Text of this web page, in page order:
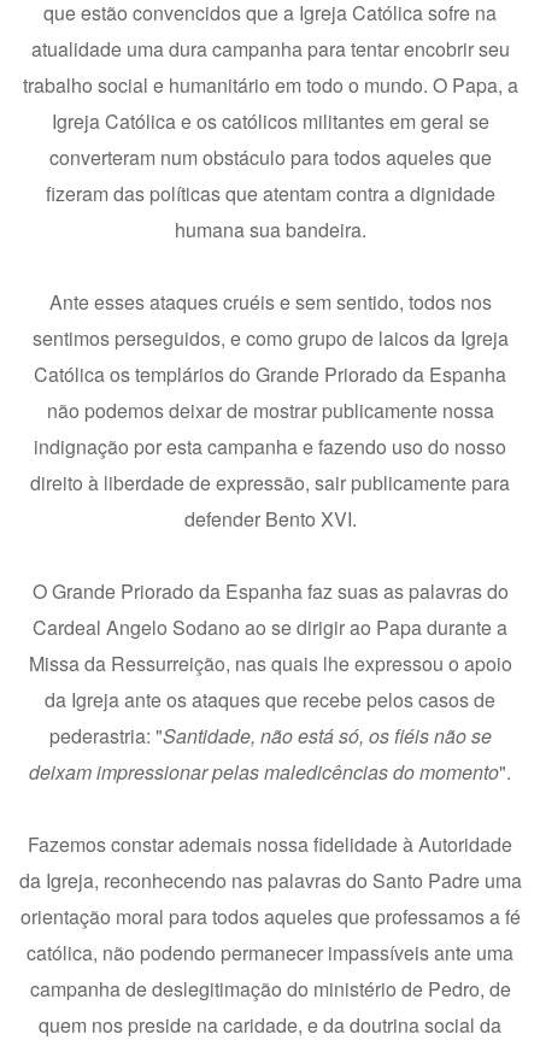
que estão convencidos que a Igreja Católica sofre na
atualidade uma dura campanha para tentar encobrir seu
trabalho social e humanitário em todo o mundo. O Papa, a
Igreja Católica e os católicos militantes em geral se
converteram num obstáculo para todos aqueles que
fizeram das políticas que atentam contra a dignidade
humana sua bandeira.
Ante esses ataques cruéis e sem sentido, todos nos
sentimos perseguidos, e como grupo de laicos da Igreja
Católica os templários do Grande Priorado da Espanha
não podemos deixar de mostrar publicamente nossa
indignação por esta campanha e fazendo uso do nosso
direito à liberdade de expressão, sair publicamente para
defender Bento XVI.
O Grande Priorado da Espanha faz suas as palavras do
Cardeal Angelo Sodano ao se dirigir ao Papa durante a
Missa da Ressurreição, nas quais lhe expressou o apoio
da Igreja ante os ataques que recebe pelos casos de
pederastria: "Santidade, não está só, os fiéis não se
deixam impressionar pelas maledicências do momento".
Fazemos constar ademais nossa fidelidade à Autoridade
da Igreja, reconhecendo nas palavras do Santo Padre uma
orientação moral para todos aqueles que professamos a fé
católica, não podendo permanecer impassíveis ante uma
campanha de deslegitimação do ministério de Pedro, de
quem nos preside na caridade, e da doutrina social da